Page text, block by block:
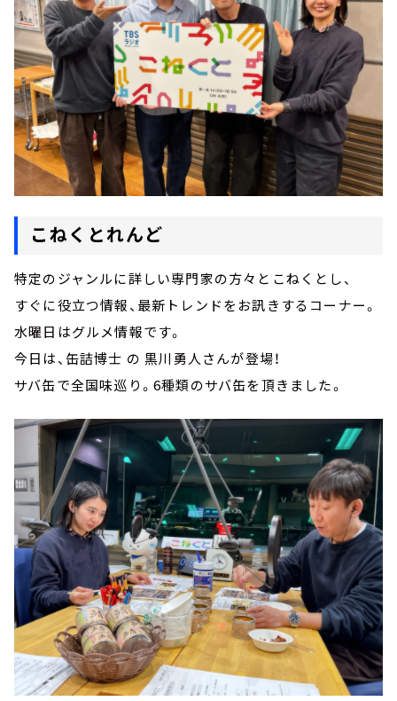
こねくとれんど
特定のジャンルに詳しい専門家の方々とこねくとし、
すぐに役立つ情報、最新トレンドをお訊きするコーナー。
水曜日はグルメ情報です。
今日は、缶詰博士 の 黒川勇人さんが登場！
サバ缶で全国味巡り。6種類のサバ缶を頂きました。